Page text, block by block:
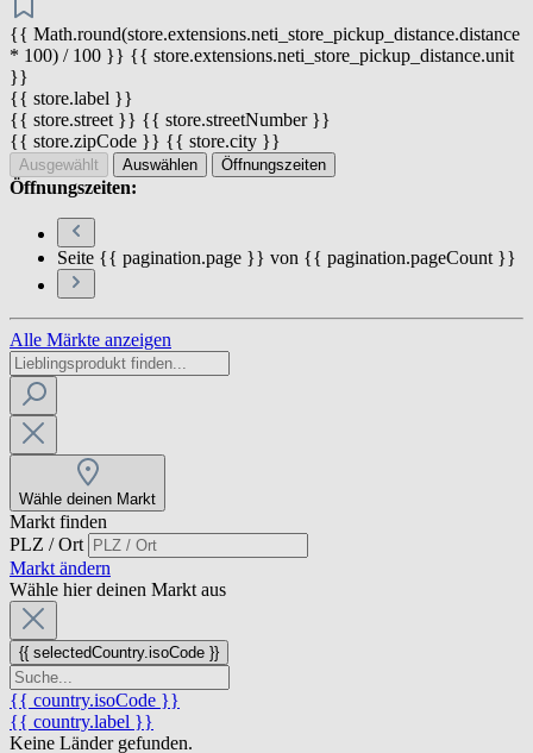
{{ Math.round(store.extensions.neti_store_pickup_distance.distance
* 100) / 100 }} {{ store.extensions.neti_store_pickup_distance.unit
}}
{{ store.label }}
{{ store.street }} {{ store.streetNumber }}
{{ store.zipCode }} {{ store.city }}
Ausgewählt Auswählen Öffnungszeiten
Öffnungszeiten:
Seite {{ pagination.page }} von {{ pagination.pageCount }}
Alle Märkte anzeigen
Wähle deinen Markt
Markt finden
PLZ / Ort
Markt ändern
Wähle hier deinen Markt aus
{{ selectedCountry.isoCode }}
{{ country.isoCode }}
{{ country.label }}
Keine Länder gefunden.